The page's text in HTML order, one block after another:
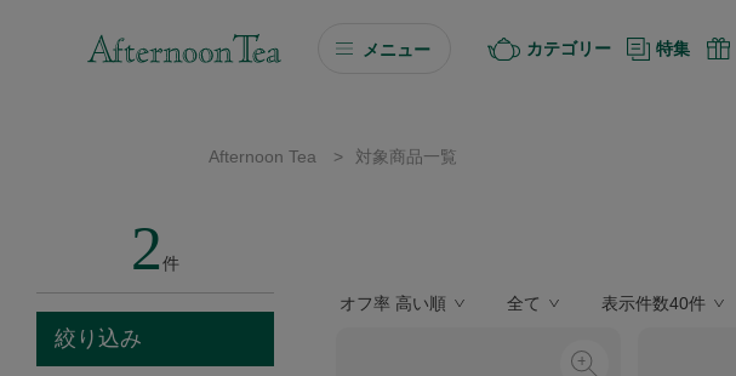
メニュー
ソーシャルギフト
カタログギフト
カテゴリー 特集
Afternoon Tea > 対象商品一覧
2件
絞り込み
オフ率 高い順 全て 表示件数40件